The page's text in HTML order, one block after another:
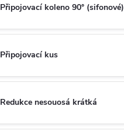
Připojovací koleno 90° (sifonové)
Připojovací kus
Redukce nesouosá krátká